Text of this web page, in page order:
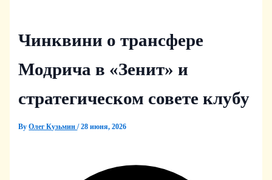
Чинквини о трансфере
Модрича в «Зенит» и
стратегическом совете клубу
ByОлег Кузьмин/28 июня, 2026